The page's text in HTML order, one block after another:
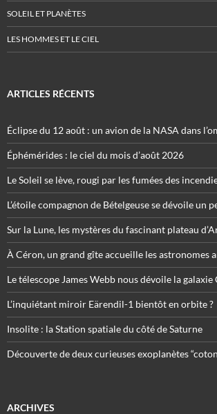
SOLEIL ET PLANÈTES
LES HOMMES ET LE CIEL
ARTICLES RÉCENTS
Éclipse du 12 août : un avion de la NASA dans
Éphémérides : le ciel du mois d’août 2026
Le Soleil se lève, rougi par les fumées des
L’étoile compagnon de Bételgeuse se dévoile un
Sur la Lune, les mystères du fascinant plateau
À Céron, un grand gîte accueille les astronomes
Le télescope James Webb nous dévoile la galaxie
L’inquiétant miroir Eärendil-1 bientôt en orbite ?
Insolite : la Station spatiale du côté de Saturne
Découverte de deux curieuses exoplanètes
ARCHIVES